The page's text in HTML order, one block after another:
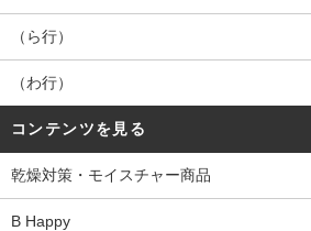
（ら行）
（わ行）
コンテンツを見る
乾燥対策・モイスチャー商品
B Happy